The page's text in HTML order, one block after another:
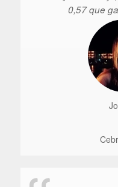
0,57 que